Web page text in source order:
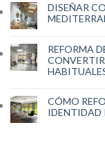
DISEÑAR
REFORMA
CÓMO
IDENTIDAD